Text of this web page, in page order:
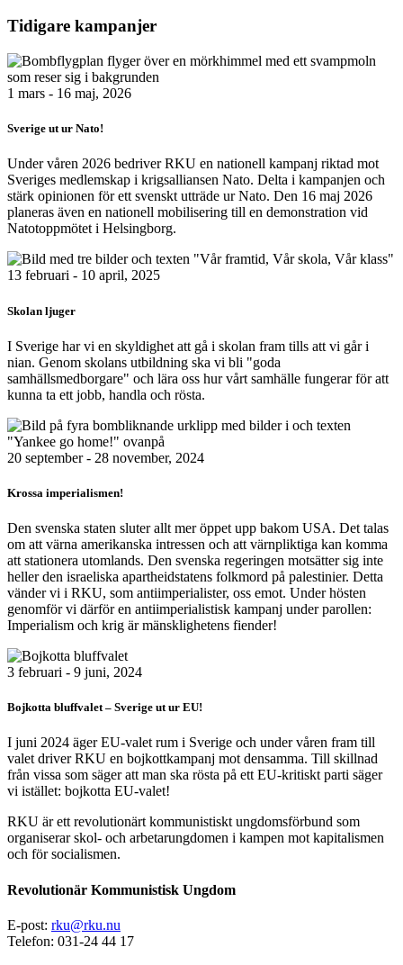
Tidigare kampanjer
Bild
1 mars - 16 maj, 2026
Sverige ut ur Nato!
Under våren 2026 bedriver RKU en nationell kampanj riktad mot
Sveriges medlemskap i krigsalliansen Nato. Delta i kampanjen och
stärk opinionen för ett svenskt utträde ur Nato. Den 16 maj 2026
planeras även en nationell mobilisering till en demonstration vid
Natotoppmötet i Helsingborg.
Bild
13 februari - 10 april, 2025
Skolan ljuger
I Sverige har vi en skyldighet att gå i skolan fram tills att vi går i
nian. Genom skolans utbildning ska vi bli "goda
samhällsmedborgare" och lära oss hur vårt samhälle fungerar för att
kunna ta ett jobb, handla och rösta.
Bild
20 september - 28 november, 2024
Krossa imperialismen!
Den svenska staten sluter allt mer öppet upp bakom USA. Det talas
om att värna amerikanska intressen och att värnpliktiga kan komma
att stationera utomlands. Den svenska regeringen motsätter sig inte
heller den israeliska apartheidstatens folkmord på palestinier. Detta
vänder vi i RKU, som antiimperialister, oss emot. Under hösten
genomför vi därför en antiimperialistisk kampanj under parollen:
Imperialism och krig är mänsklighetens fiender!
Bild
3 februari - 9 juni, 2024
Bojkotta bluffvalet – Sverige ut ur EU!
I juni 2024 äger EU-valet rum i Sverige och under våren fram till
valet driver RKU en bojkottkampanj mot densamma. Till skillnad
från vissa som säger att man ska rösta på ett EU-kritiskt parti säger
vi istället: bojkotta EU-valet!
RKU är ett revolutionärt kommunistiskt ungdomsförbund som
organiserar skol- och arbetarungdomen i kampen mot kapitalismen
och för socialismen.
Revolutionär Kommunistisk Ungdom
E-post: rku@rku.nu
Telefon: 031-24 44 17